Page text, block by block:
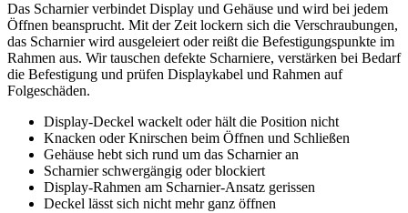
Das Scharnier verbindet Display und Gehäuse und wird bei jedem
Öffnen beansprucht. Mit der Zeit lockern sich die Verschraubungen,
das Scharnier wird ausgeleiert oder reißt die Befestigungspunkte im
Rahmen aus. Wir tauschen defekte Scharniere, verstärken bei Bedarf
die Befestigung und prüfen Displaykabel und Rahmen auf
Folgeschäden.
Display-Deckel wackelt oder hält die Position nicht
Knacken oder Knirschen beim Öffnen und Schließen
Gehäuse hebt sich rund um das Scharnier an
Scharnier schwergängig oder blockiert
Display-Rahmen am Scharnier-Ansatz gerissen
Deckel lässt sich nicht mehr ganz öffnen